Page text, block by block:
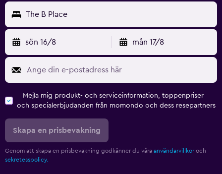
The B Place
sön 16/8 mån 17/8
Mejla mig produkt- och serviceinformation, toppenpriser
och specialerbjudanden från momondo och dess resepartners
Skapa en prisbevakning
Genom att skapa en prisbevakning godkänner du våra användarvillkor och
sekretesspolicy.